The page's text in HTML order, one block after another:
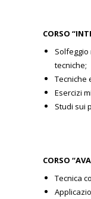
CORSO
tecniche;
Tecniche
Esercizi
Studi sui
CORSO
Tecnica